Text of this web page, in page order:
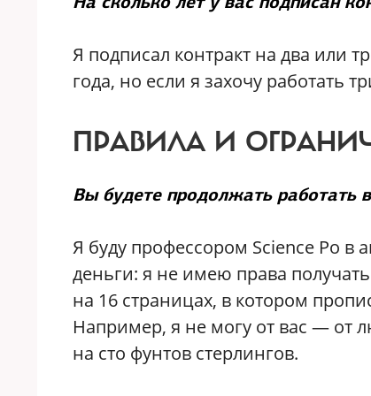
Я подписал контракт на два или
года, но если я захочу работать
ПРАВИЛА И
Вы будете продолжать работать
Я буду профессором Science Po в
деньги: я не имею права
на 16 страницах, в котором
Например, я не могу от вас — от
на сто фунтов стерлингов.